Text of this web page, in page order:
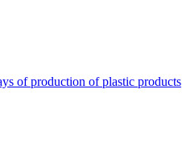
of production of plastic products